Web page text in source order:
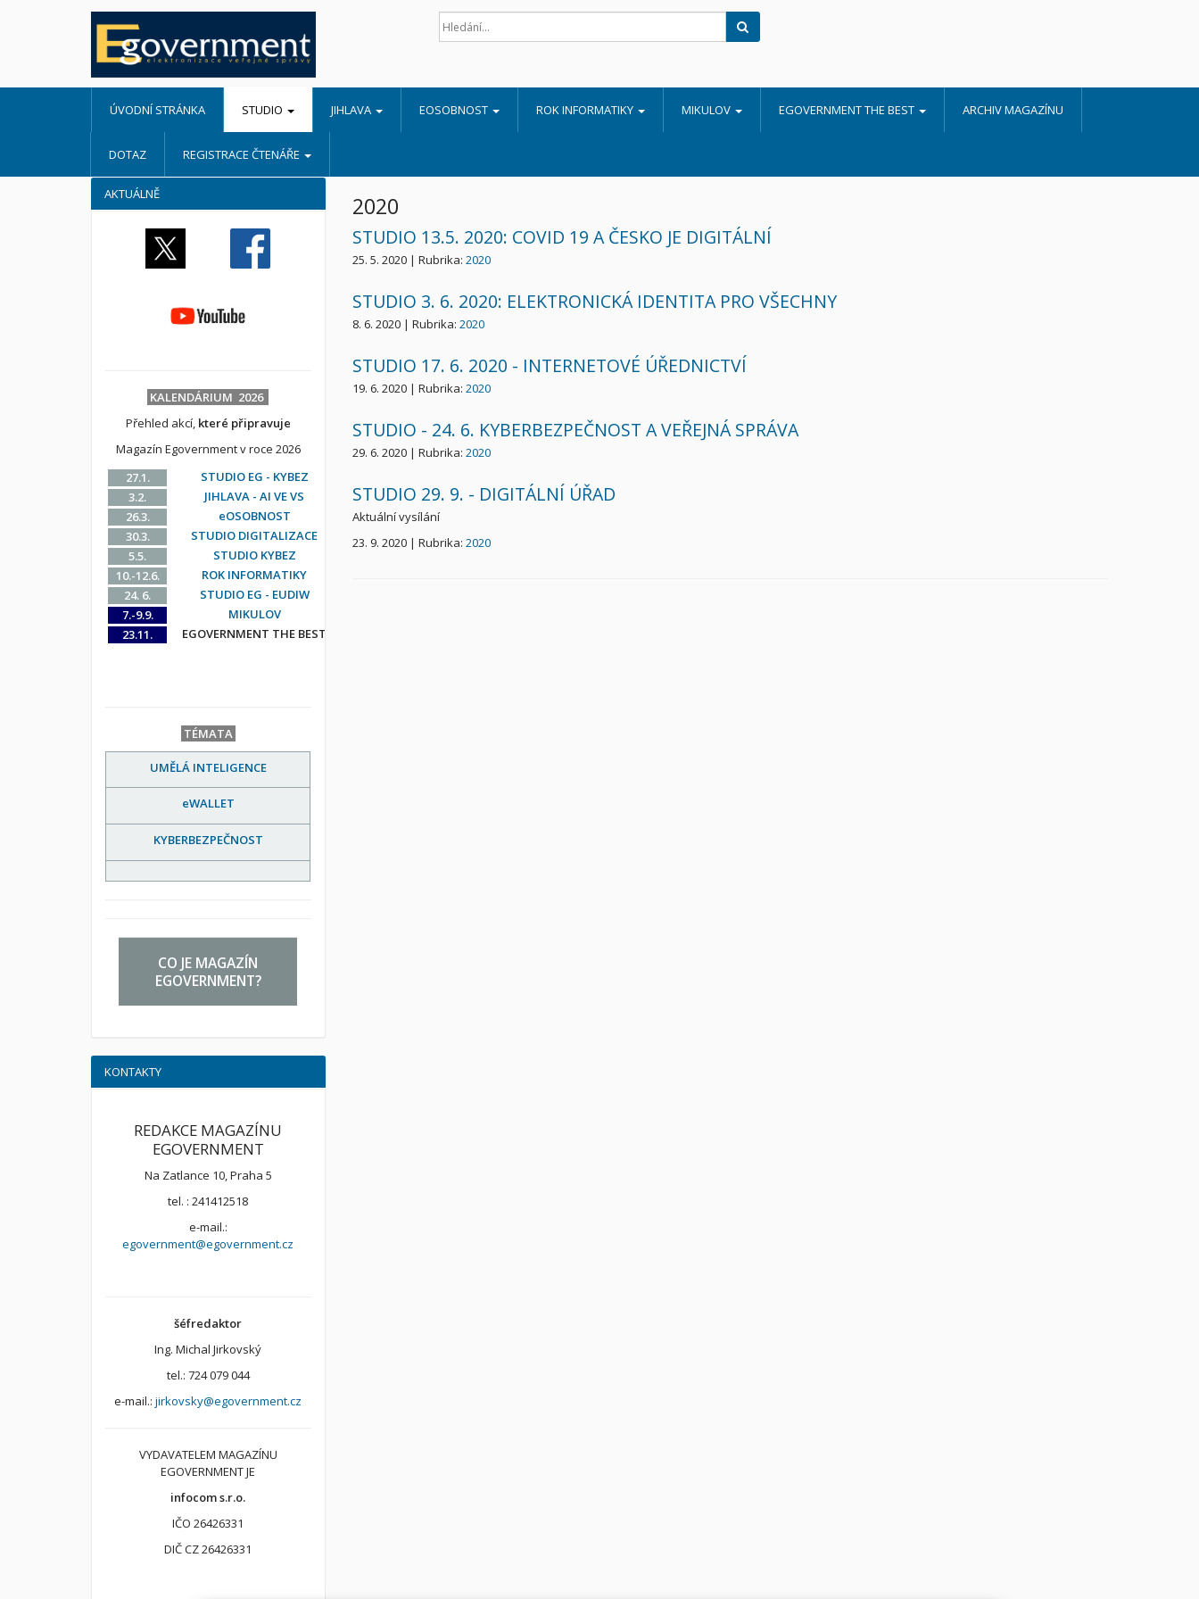
ÚVODNÍ STRÁNKA STUDIO JIHLAVA EOSOBNOST ROK INFORMATIKY MIKULOV EGOVERNMENT THE BEST ARCHIV MAGAZÍNU
DOTAZ REGISTRACE ČTENÁŘE
2020
STUDIO 13.5. 2020: COVID 19 A ČESKO JE DIGITÁLNÍ
25. 5. 2020 | Rubrika: 2020
STUDIO 3. 6. 2020: ELEKTRONICKÁ IDENTITA PRO VŠECHNY
8. 6. 2020 | Rubrika: 2020
STUDIO 17. 6. 2020 - INTERNETOVÉ ÚŘEDNICTVÍ
19. 6. 2020 | Rubrika: 2020
STUDIO - 24. 6. KYBERBEZPEČNOST A VEŘEJNÁ SPRÁVA
29. 6. 2020 | Rubrika: 2020
STUDIO 29. 9. - DIGITÁLNÍ ÚŘAD
Aktuální vysílání
23. 9. 2020 | Rubrika: 2020
AKTUÁLNĚ
KALENDÁRIUM 2026
Přehled akcí, které připravuje
Magazín Egovernment v roce 2026
27.1.
STUDIO EG - KYBEZ
3.2.
JIHLAVA - AI VE VS
26.3.
eOSOBNOST
30.3.
STUDIO DIGITALIZACE
5.5.
STUDIO KYBEZ
10.-12.6.
ROK INFORMATIKY
24. 6.
STUDIO EG - EUDIW
7.-9.9.
MIKULOV
23.11.
EGOVERNMENT THE BEST
TÉMATA
UMĚLÁ INTELIGENCE
eWALLET
KYBERBEZPEČNOST
CO JE MAGAZÍN
EGOVERNMENT?
KONTAKTY
REDAKCE MAGAZÍNU
EGOVERNMENT
Na Zatlance 10, Praha 5
tel. : 241412518
e-mail.:
egovernment@egovernment.cz
šéfredaktor
Ing. Michal Jirkovský
tel.: 724 079 044
e-mail.:jirkovsky@egovernment.cz
VYDAVATELEM MAGAZÍNU
EGOVERNMENT JE
infocom s.r.o.
IČO 26426331
DIČ CZ 26426331